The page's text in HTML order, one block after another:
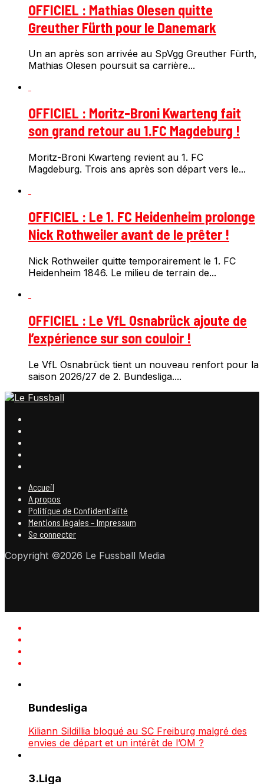
OFFICIEL : Mathias Olesen quitte
Greuther Fürth pour le Danemark
Un an après son arrivée au SpVgg Greuther Fürth,
Mathias Olesen poursuit sa carrière...
OFFICIEL : Moritz-Broni Kwarteng fait
son grand retour au 1.FC Magdeburg !
Moritz-Broni Kwarteng revient au 1. FC
Magdeburg. Trois ans après son départ vers le...
OFFICIEL : Le 1. FC Heidenheim prolonge
Nick Rothweiler avant de le prêter !
Nick Rothweiler quitte temporairement le 1. FC
Heidenheim 1846. Le milieu de terrain de...
OFFICIEL : Le VfL Osnabrück ajoute de
l’expérience sur son couloir !
Le VfL Osnabrück tient un nouveau renfort pour la
saison 2026/27 de 2. Bundesliga....
Accueil
A propos
Politique de Confidentialité
Mentions légales – Impressum
Se connecter
Copyright ©2026 Le Fussball Media
Bundesliga
Kiliann Sildillia bloqué au SC Freiburg malgré des
envies de départ et un intérêt de l’OM ?
3.Liga